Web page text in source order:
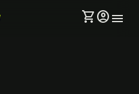
shopping_cartaccount_circlemenu